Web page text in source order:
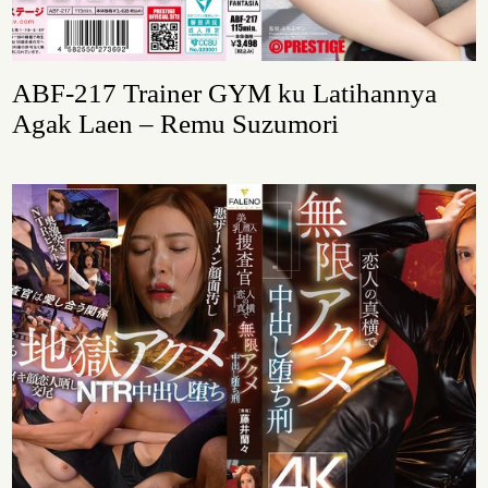
ABF-217 Trainer GYM ku Latihannya
Agak Laen – Remu Suzumori